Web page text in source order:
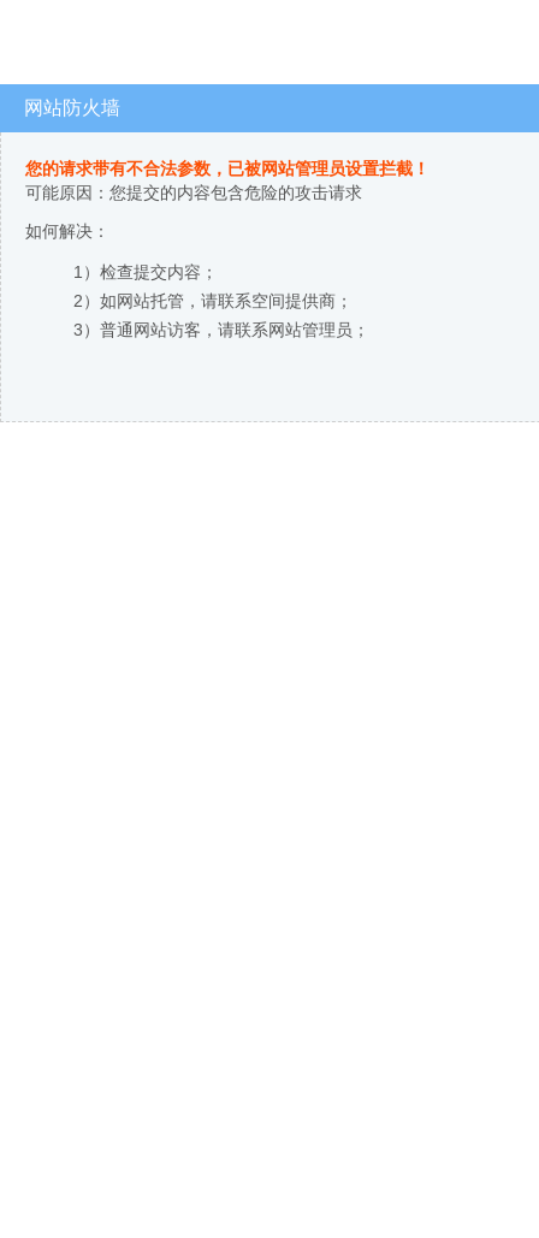
网站防火墙
您的请求带有不合法参数，已被网站管理员设置拦截！
可能原因：您提交的内容包含危险的攻击请求
如何解决：
1）检查提交内容；
2）如网站托管，请联系空间提供商；
3）普通网站访客，请联系网站管理员；